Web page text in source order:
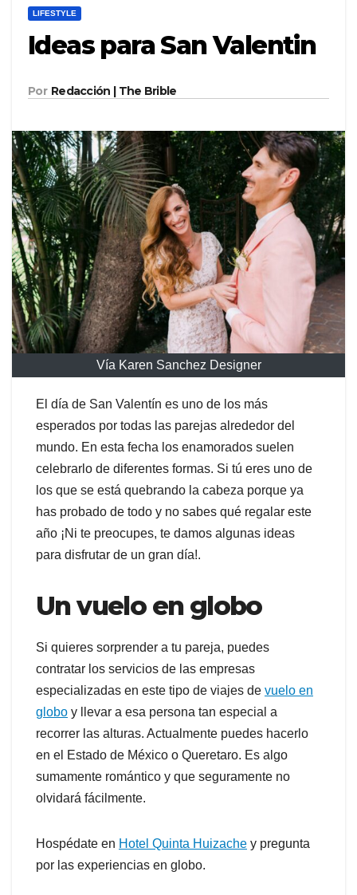
LIFESTYLE
Ideas para San Valentin
Por Redacción | The Brible
Vía Karen Sanchez Designer
El día de San Valentín es uno de los más
esperados por todas las parejas alrededor del
mundo. En esta fecha los enamorados suelen
celebrarlo de diferentes formas. Si tú eres uno de
los que se está quebrando la cabeza porque ya
has probado de todo y no sabes qué regalar este
año ¡Ni te preocupes, te damos algunas ideas
para disfrutar de un gran día!.
Un vuelo en globo
Si quieres sorprender a tu pareja, puedes
contratar los servicios de las empresas
especializadas en este tipo de viajes de vuelo en
globo y llevar a esa persona tan especial a
recorrer las alturas. Actualmente puedes hacerlo
en el Estado de México o Queretaro. Es algo
sumamente romántico y que seguramente no
olvidará fácilmente.
Hospédate en Hotel Quinta Huizache y pregunta
por las experiencias en globo.